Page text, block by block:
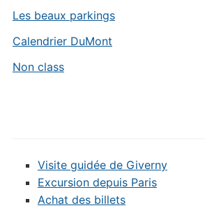
Les beaux parkings
Calendrier DuMont
Non class
Visite guidée de Giverny
Excursion depuis Paris
Achat des billets